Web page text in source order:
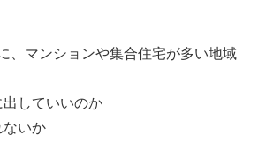
、マンションや集合住宅が多い地域
出していいのか
ないか